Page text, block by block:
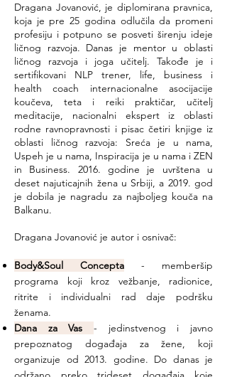
Dragana Jovanović, je diplomirana pravnica,
koja je pre 25 godina odlučila da promeni
profesiju i potpuno se posveti širenju ideje
ličnog razvoja. Danas je mentor u oblasti
ličnog razvoja i joga učitelj. Takođe je i
sertifikovani NLP trener, life, business i
health coach internacionalne asocijacije
koučeva, teta i reiki praktičar, učitelj
meditacije, nacionalni ekspert iz oblasti
rodne ravnopravnosti i pisac četiri knjige iz
oblasti ličnog razvoja: Sreća je u nama,
Uspeh je u nama, Inspiracija je u nama i ZEN
in Business. 2016. godine je uvrštena u
deset najuticajnih žena u Srbiji, a 2019. god
je dobila je nagradu za najboljeg kouča na
Balkanu.
Dragana Jovanović je autor i osnivač:
Body&Soul Concepta - memberšip
programa koji kroz vežbanje, radionice,
ritrite i individualni rad daje podršku
ženama.
Dana za Vas
- jedinstvenog i javno
prepoznatog događaja za žene, koji
organizuje od 2013. godine. Do danas je